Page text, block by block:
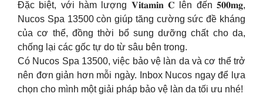
Đặc biệt, với hàm lượng 𝐕𝐢𝐭𝐚𝐦𝐢𝐧 𝐂 lên đến 𝟓𝟎𝟎𝐦𝐠,
Nucos Spa 13500 còn giúp tăng cường sức đề kháng
của cơ thể, đồng thời bổ sung dưỡng chất cho da,
chống lại các gốc tự do từ sâu bên trong.
Có Nucos Spa 13500, việc bảo vệ làn da và cơ thể trở
nên đơn giản hơn mỗi ngày. Inbox Nucos ngay để lựa
chọn cho mình một giải pháp bảo vệ làn da tối ưu nhé!